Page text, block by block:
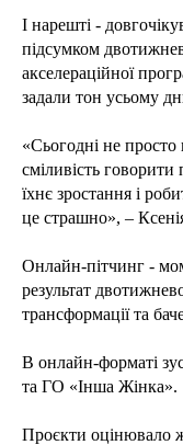
І нарешті -
підсумком
акселераційної
задали тон усьому
«Сьогодні не просто
сміливість говорити
їхнє зростання і
це страшно», –
Онлайн-пітчинг -
результат
трансформації та
В онлайн-форматі
та ГО «Інша Жінка».
Проєкти оцінювало